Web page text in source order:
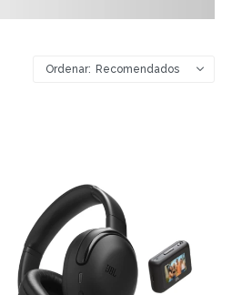
Recomendados